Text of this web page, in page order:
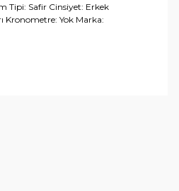
Tipi: Safir Cinsiyet: Erkek
Kronometre: Yok Marka: